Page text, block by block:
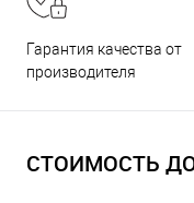
Гарантия качества от
производителя
СТОИМОСТЬ